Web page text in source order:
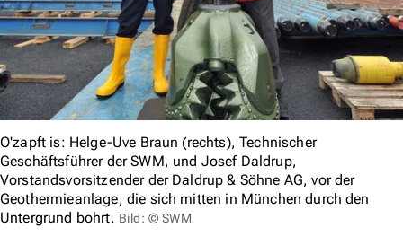
O'zapft is: Helge-Uve Braun (rechts), Technischer
Geschäftsführer der SWM, und Josef Daldrup,
Vorstandsvorsitzender der Daldrup & Söhne AG, vor der
Geothermieanlage, die sich mitten in München durch den
Untergrund bohrt. Bild: © SWM